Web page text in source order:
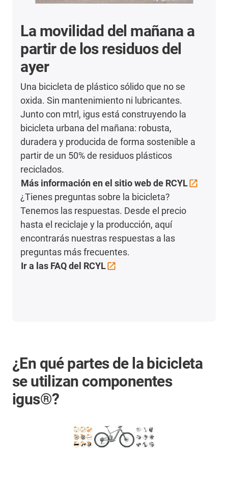
La movilidad del mañana a
partir de los residuos del
ayer
Una bicicleta de plástico sólido que no se
oxida. Sin mantenimiento ni lubricantes.
Junto con mtrl, igus está construyendo la
bicicleta urbana del mañana: robusta,
duradera y producida de forma sostenible a
partir de un 50% de residuos plásticos
reciclados.
Más información en el sitio web de RCYL
¿Tienes preguntas sobre la bicicleta?
Tenemos las respuestas. Desde el precio
hasta el reciclaje y la producción, aquí
encontrarás nuestras respuestas a las
preguntas más frecuentes.
Ir a las FAQ del RCYL
¿En qué partes de la bicicleta
se utilizan componentes
igus®?